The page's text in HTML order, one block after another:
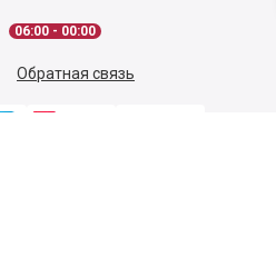
06:00 - 00:00
Обратная связь